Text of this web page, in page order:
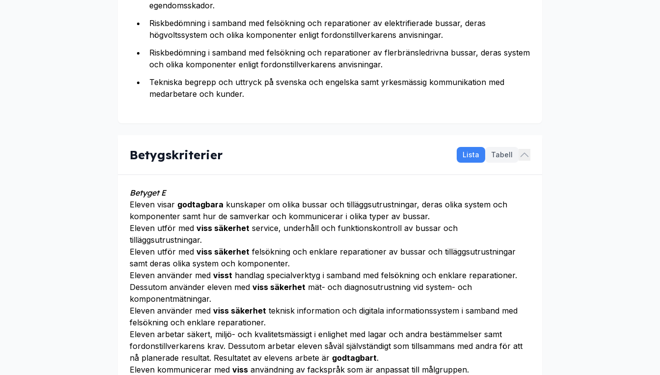
egendomsskador.
Riskbedömning i samband med felsökning och reparationer av elektrifierade bussar, deras
högvoltssystem och olika komponenter enligt fordonstillverkarens anvisningar.
Riskbedömning i samband med felsökning och reparationer av flerbränsledrivna bussar, deras system
och olika komponenter enligt fordonstillverkarens anvisningar.
Tekniska begrepp och uttryck på svenska och engelska samt yrkesmässig kommunikation med
medarbetare och kunder.
Betygskriterier Lista Tabell
Betyget E
Eleven visar godtagbara kunskaper om olika bussar och tilläggsutrustningar, deras olika system och
komponenter samt hur de samverkar och kommunicerar i olika typer av bussar.
Eleven utför med viss säkerhet service, underhåll och funktionskontroll av bussar och
tilläggsutrustningar.
Eleven utför med viss säkerhet felsökning och enklare reparationer av bussar och tilläggsutrustningar
samt deras olika system och komponenter.
Eleven använder med visst handlag specialverktyg i samband med felsökning och enklare reparationer.
Dessutom använder eleven med viss säkerhet mät- och diagnosutrustning vid system- och
komponentmätningar.
Eleven använder med viss säkerhet teknisk information och digitala informationssystem i samband med
felsökning och enklare reparationer.
Eleven arbetar säkert, miljö- och kvalitetsmässigt i enlighet med lagar och andra bestämmelser samt
fordonstillverkarens krav. Dessutom arbetar eleven såväl självständigt som tillsammans med andra för att
nå planerade resultat. Resultatet av elevens arbete är godtagbart.
Eleven kommunicerar med viss användning av fackspråk som är anpassat till målgruppen.